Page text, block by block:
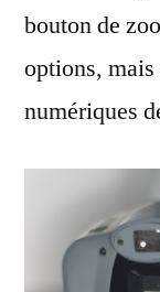
bouton de
options, mais
numériques